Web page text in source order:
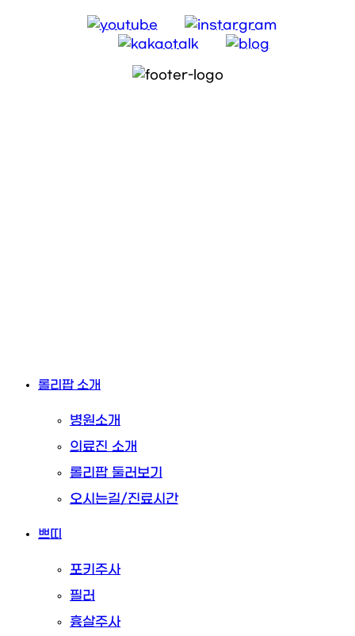
Close롤리팝 소개
병원소개
의료진 소개
롤리팝 둘러보기
오시는길/진료시간
쁘띠
포키주사
필러
흉살주사